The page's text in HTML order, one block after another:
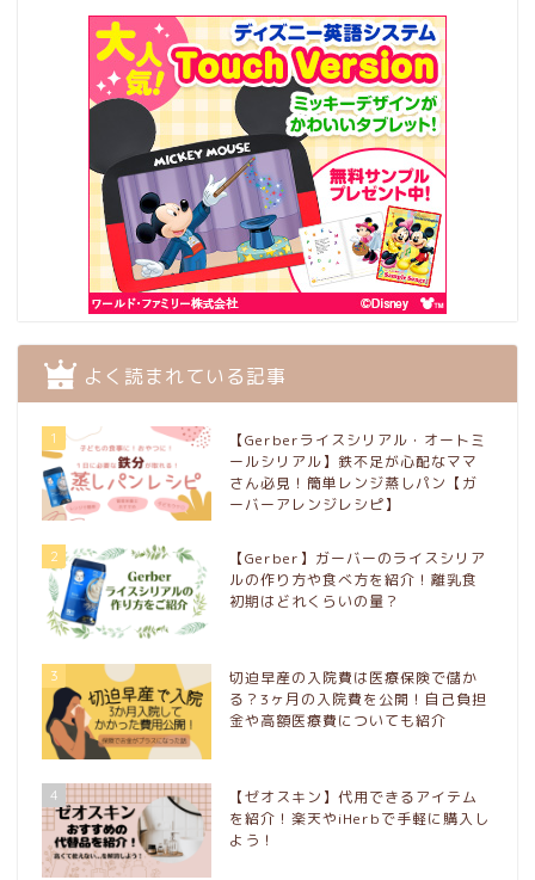
よく読まれている記事
1
【Gerberライスシリアル・オートミ
ールシリアル】鉄不足が心配なママ
さん必見！簡単レンジ蒸しパン【ガ
ーバーアレンジレシピ】
2
【Gerber】ガーバーのライスシリア
ルの作り方や食べ方を紹介！離乳食
初期はどれくらいの量？
3
切迫早産の入院費は医療保険で儲か
る？3ヶ月の入院費を公開！自己負担
金や高額医療費についても紹介
4
【ゼオスキン】代用できるアイテム
を紹介！楽天やiHerbで手軽に購入し
よう！